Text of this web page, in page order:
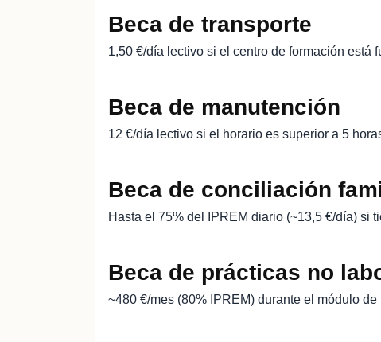
Beca de transporte
1,50 €/día lectivo si el centro de formación está
Beca de manutención
12 €/día lectivo si el horario es superior a 5
Beca de conciliación
Hasta el 75% del IPREM diario (~13,5 €/día) si
Beca de prácticas no
~480 €/mes (80% IPREM) durante el módulo